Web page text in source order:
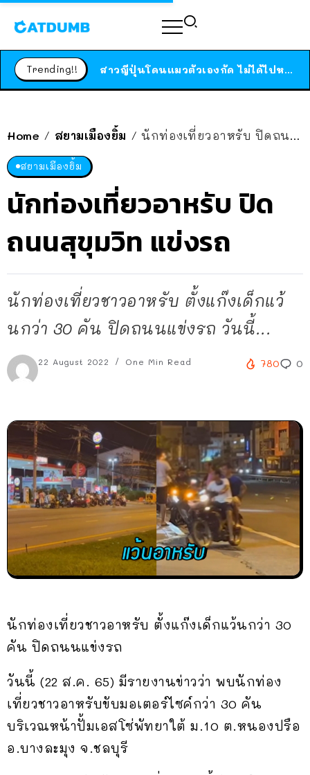
Trending!! ได้เวลาเด็กหนวดรวมตัว RF Online Next เปิดให้เล่นแล้ว เกม Sci-Fi MMORPG ระดับตำนาน เล่นได้ทั้งมือถือและ PC
Home / สยามเมืองยิ้ม / นักท่องเที่ยวอาหรับ ปิดถนนสุขุมวิท แข่งรถ
สยามเมืองยิ้ม
นักท่องเที่ยวอาหรับ ปิด
ถนนสุขุมวิท แข่งรถ
นักท่องเที่ยวชาวอาหรับ ตั้งแก๊งเด็กแว้
นกว่า 30 คัน ปิดถนนแข่งรถ วันนี้...
22 August 2022 One Min Read 780 0
นักท่องเที่ยวชาวอาหรับ ตั้งแก๊งเด็กแว้นกว่า 30
คัน ปิดถนนแข่งรถ
วันนี้ (22 ส.ค. 65) มีรายงานข่าวว่า พบนักท่อง
เที่ยวชาวอาหรับขับมอเตอร์ไซค์กว่า 30 คัน
บริเวณหน้าปั้มเอสโซ่พัทยาใต้ ม.10 ต.หนองปรือ
อ.บางละมุง จ.ชลบุรี